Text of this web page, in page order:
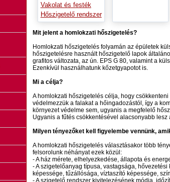
Vakolat és festék
Hőszigetelő rendszer
Mit jelent a homlokzati hőszigetelés?
Homlokzati hőszigetelés folyamán az épületek
hőszigetelésre használt hőszigetelő lapok
grafitos változata, az ún. EPS G 80, valamint a
Ezenkívül használhatunk kőzetgyapotot is.
Mi a célja?
A homlokzati hőszigetelés célja, hogy
védelmezzük a falakat a hőingadozástól, így a
környezet védelme sem, ugyanis a megfelelő
Ugyanis a fűtés csökkentésével alacsonyabb lesz
Milyen tényezőket kell figyelembe vennünk,
A homlokzati hőszigetelés választásakor több
felsorolunk néhányat ezek közül:
- A ház mérete, elhelyezkedése, állapota és
- A szigetelőanyag típusa, vastagsága,
képessége, tűzállósága, víztaszító képessége,